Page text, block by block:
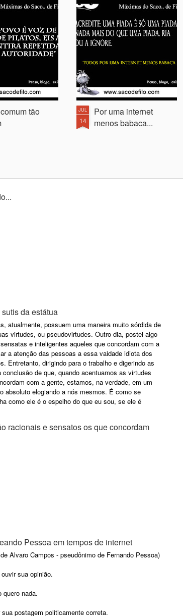
tão
JUL
14
Por uma internet
menos babaca...
da estátua
atualmente, possuem uma maneira muito sórdida de
virtudes, ou pseudovirtudes. Outro dia, postei algo
e inteligentes aqueles que concordam com a
a atenção das pessoas a essa vaidade idiota dos
Entretanto, dirigindo para o trabalho e digerindo as
conclusão de que, quando acentuamos as virtudes
com a gente, estamos, na verdade, em um
absoluto elogiando a nós mesmos. É como se
como ele é o espelho do que eu sou, se ele é
racionais e sensatos os que concordam
Pessoa em tempos de internet
Alvaro Campos - pseudônimo de Fernando Pessoa)
sua opinião.
quero nada.
postagem politicamente correta.